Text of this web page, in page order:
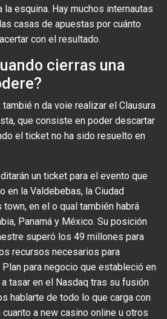
la esquina. Hay muchos internautas
casas de apuestas por cuánto
con el resultado.
cierras una
n da voie realizar el Clausura
que consiste en poder descartar
el ticket no ha sido resuelto en
un ticket para el evento que
en la Valdebebas, la Ciudad
en el o qual también habrá
Panamá y México. Su posición
superó los 49 millones para
recursos necesarios para
para negocio que estableció en
tasar en el Nasdaq tras su fusión
hablarte de todo lo que carga con
a new casino online u otros